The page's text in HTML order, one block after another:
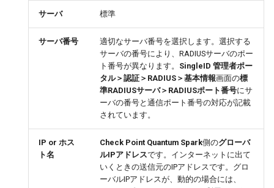
サーバ 標準
サーバ番号
適切なサーバ番号を選択します。選択する
サーバの番号により、RADIUSサーバのポー
ト番号が異なります。 SingleID 管理者ポー
タル＞認証＞RADIUS＞基本情報画面の標
準RADIUSサーバ＞RADIUSポート番号にサ
ーバの番号と通信ポート番号の対応が記載
されています。
IP or ホス
ト名
Check Point Quantum Spark側のグローバ
ルIPアドレスです。インターネットに出て
いくときの送信元のIPアドレスです。グロ
ーバルIPアドレスが、動的の場合には、